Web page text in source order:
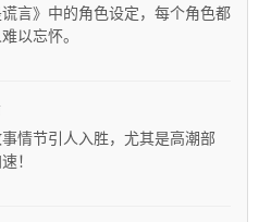
言》中的角色设定，每个角色都
以忘怀。
情节引人入胜，尤其是高潮部
！